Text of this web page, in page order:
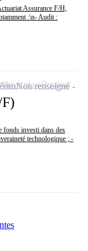
Assurance F/H,
:\n- Audit :
fonds investi dans des
technologique ; -
Non renseigné
à ma sélection